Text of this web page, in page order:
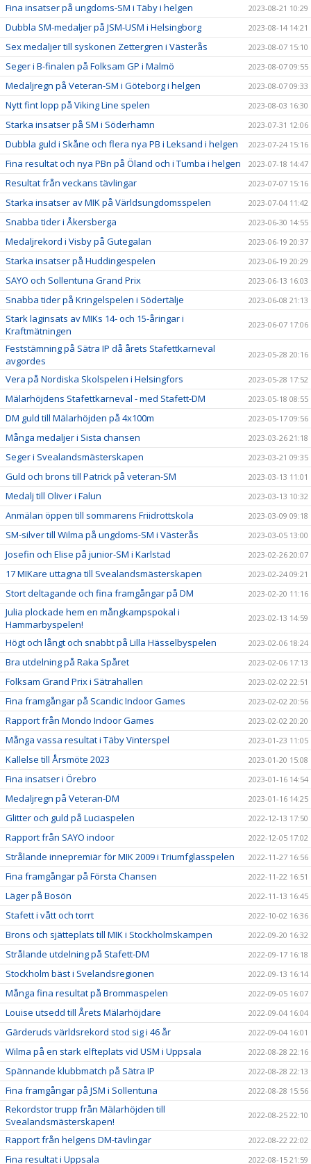
Fina insatser på ungdoms-SM i Täby i helgen 2023-08-21 10:29
Dubbla SM-medaljer på JSM-USM i Helsingborg 2023-08-14 14:21
Sex medaljer till syskonen Zettergren i Västerås 2023-08-07 15:10
Seger i B-finalen på Folksam GP i Malmö 2023-08-07 09:55
Medaljregn på Veteran-SM i Göteborg i helgen 2023-08-07 09:33
Nytt fint lopp på Viking Line spelen 2023-08-03 16:30
Starka insatser på SM i Söderhamn 2023-07-31 12:06
Dubbla guld i Skåne och flera nya PB i Leksand i helgen 2023-07-24 15:16
Fina resultat och nya PBn på Öland och i Tumba i helgen 2023-07-18 14:47
Resultat från veckans tävlingar 2023-07-07 15:16
Starka insatser av MIK på Världsungdomsspelen 2023-07-04 11:42
Snabba tider i Åkersberga 2023-06-30 14:55
Medaljrekord i Visby på Gutegalan 2023-06-19 20:37
Starka insatser på Huddingespelen 2023-06-19 20:29
SAYO och Sollentuna Grand Prix 2023-06-13 16:03
Snabba tider på Kringelspelen i Södertälje 2023-06-08 21:13
Stark laginsats av MIKs 14- och 15-åringar i
Kraftmätningen
2023-06-07 17:06
Feststämning på Sätra IP då årets Stafettkarneval
avgordes
2023-05-28 20:16
Vera på Nordiska Skolspelen i Helsingfors 2023-05-28 17:52
Mälarhöjdens Stafettkarneval - med Stafett-DM 2023-05-18 08:55
DM guld till Mälarhöjden på 4x100m 2023-05-17 09:56
Många medaljer i Sista chansen 2023-03-26 21:18
Seger i Svealandsmästerskapen 2023-03-21 09:35
Guld och brons till Patrick på veteran-SM 2023-03-13 11:01
Medalj till Oliver i Falun 2023-03-13 10:32
Anmälan öppen till sommarens Friidrottskola 2023-03-09 09:18
SM-silver till Wilma på ungdoms-SM i Västerås 2023-03-05 13:00
Josefin och Elise på junior-SM i Karlstad 2023-02-26 20:07
17 MIKare uttagna till Svealandsmästerskapen 2023-02-24 09:21
Stort deltagande och fina framgångar på DM 2023-02-20 11:16
Julia plockade hem en mångkampspokal i
Hammarbyspelen!
2023-02-13 14:59
Högt och långt och snabbt på Lilla Hässelbyspelen 2023-02-06 18:24
Bra utdelning på Raka Spåret 2023-02-06 17:13
Folksam Grand Prix i Sätrahallen 2023-02-02 22:51
Fina framgångar på Scandic Indoor Games 2023-02-02 20:56
Rapport från Mondo Indoor Games 2023-02-02 20:20
Många vassa resultat i Täby Vinterspel 2023-01-23 11:05
Kallelse till Årsmöte 2023 2023-01-20 15:08
Fina insatser i Örebro 2023-01-16 14:54
Medaljregn på Veteran-DM 2023-01-16 14:25
Glitter och guld på Luciaspelen 2022-12-13 17:50
Rapport från SAYO indoor 2022-12-05 17:02
Strålande innepremiär för MIK 2009 i Triumfglasspelen 2022-11-27 16:56
Fina framgångar på Första Chansen 2022-11-22 16:51
Läger på Bosön 2022-11-13 16:45
Stafett i vått och torrt 2022-10-02 16:36
Brons och sjätteplats till MIK i Stockholmskampen 2022-09-20 16:32
Strålande utdelning på Stafett-DM 2022-09-17 16:18
Stockholm bäst i Svelandsregionen 2022-09-13 16:14
Många fina resultat på Brommaspelen 2022-09-05 16:07
Louise utsedd till Årets Mälarhöjdare 2022-09-04 16:04
Gärderuds världsrekord stod sig i 46 år 2022-09-04 16:01
Wilma på en stark elfteplats vid USM i Uppsala 2022-08-28 22:16
Spännande klubbmatch på Sätra IP 2022-08-28 22:13
Fina framgångar på JSM i Sollentuna 2022-08-28 15:56
Rekordstor trupp från Mälarhöjden till
Svealandsmästerskapen!
2022-08-25 22:10
Rapport från helgens DM-tävlingar 2022-08-22 22:02
Fina resultat i Uppsala 2022-08-15 21:59